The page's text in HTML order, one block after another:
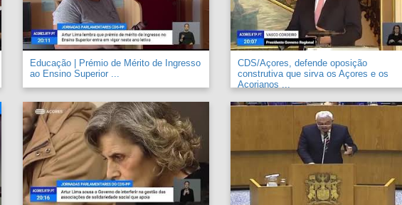
Educação | Prémio de Mérito de Ingresso
ao Ensino Superior ...
CDS/Açores, defende oposição
construtiva que sirva os Açores e os
Açorianos ...